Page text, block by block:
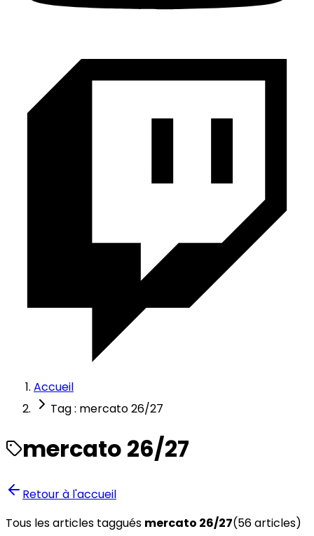
Accueil
Tag : mercato 26/27
mercato 26/27
Retour à l'accueil
Tous les articles taggués mercato 26/27(56articles)